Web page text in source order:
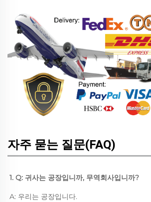
자주 묻는 질문(FAQ)
1. Q: 귀사는 공장입니까, 무역회사입니까?
A: 우리는 공장입니다.